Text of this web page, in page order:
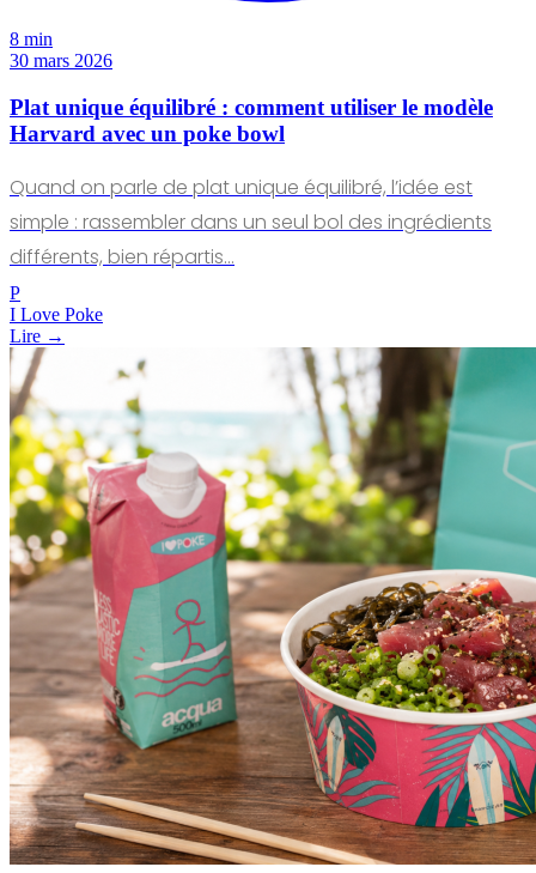
8 min
30 mars 2026
Plat unique équilibré : comment utiliser le modèle
Harvard avec un poke bowl
Quand on parle de plat unique équilibré, l’idée est
simple : rassembler dans un seul bol des ingrédients
différents, bien répartis…
P
I Love Poke
Lire →